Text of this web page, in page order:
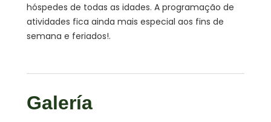
hóspedes de todas as idades. A programação de
atividades fica ainda mais especial aos fins de
semana e feriados!.
Galería